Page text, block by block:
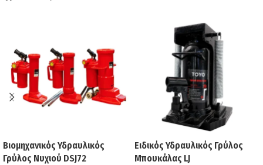
Βιομηχανικός Υδραυλικός
Γρύλος Νυχιού DSJ72
Ειδικός Υδραυλικός Γρύλος
Μπουκάλας LJ